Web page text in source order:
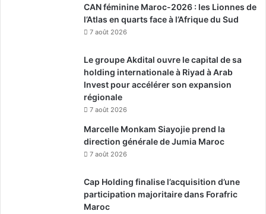
CAN féminine Maroc-2026 : les Lionnes de
l’Atlas en quarts face à l’Afrique du Sud
7 août 2026
Le groupe Akdital ouvre le capital de sa
holding internationale à Riyad à Arab
Invest pour accélérer son expansion
régionale
7 août 2026
Marcelle Monkam Siayojie prend la
direction générale de Jumia Maroc
7 août 2026
Cap Holding finalise l’acquisition d’une
participation majoritaire dans Forafric
Maroc